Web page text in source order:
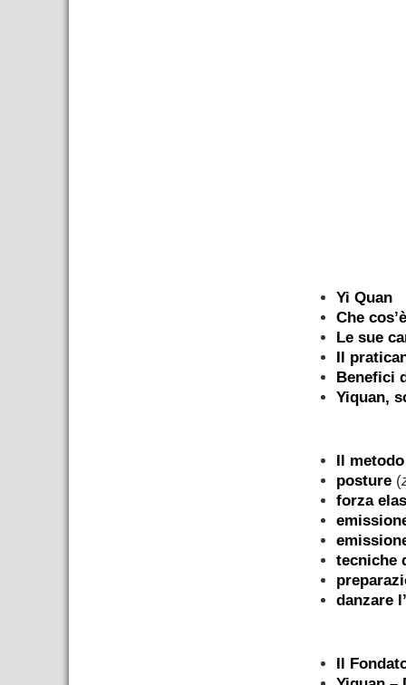
Yi Quan
Che
Le sue
Il
Benefici
Yiquan,
Il metodo
posture (
forza
tecniche
danzare
Il